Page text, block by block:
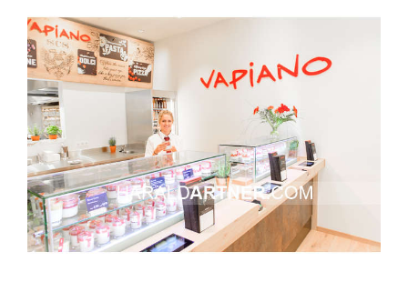
(13)
NOVEMBER
DEZEMBER
2016
2015
2014